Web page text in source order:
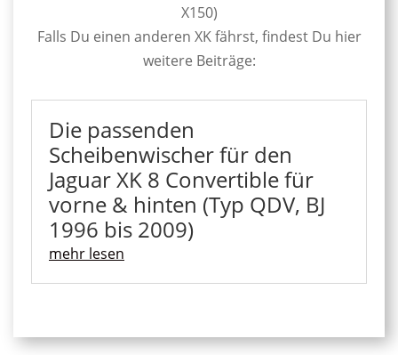
X150)
Falls Du einen anderen XK fährst, findest Du hier
weitere Beiträge:
Die passenden
Scheibenwischer für den
Jaguar XK 8 Convertible für
vorne & hinten (Typ QDV, BJ
1996 bis 2009)
mehr lesen